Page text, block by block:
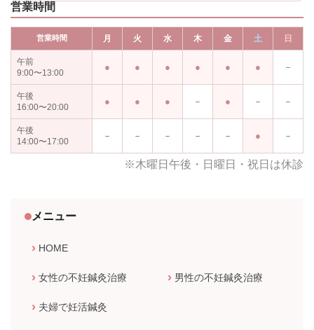
営業時間
営業時間 月 火 水 木 金 土 日
午前
9:00〜13:00
－
午後
16:00〜20:00
－ － －
午後
14:00〜17:00
－ － － － － －
※木曜日午後・日曜日・祝日は休診
メニュー
HOME
女性の不妊鍼灸治療 男性の不妊鍼灸治療
夫婦で妊活鍼灸